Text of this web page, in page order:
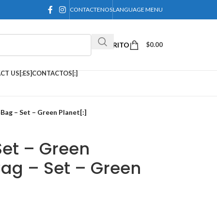
CONTACTENOSLANGUAGE MENU
CARRITO $0.00
US[:ES]CONTACTOS[:]
– Set – Green Planet[:]
– Green
– Set – Green